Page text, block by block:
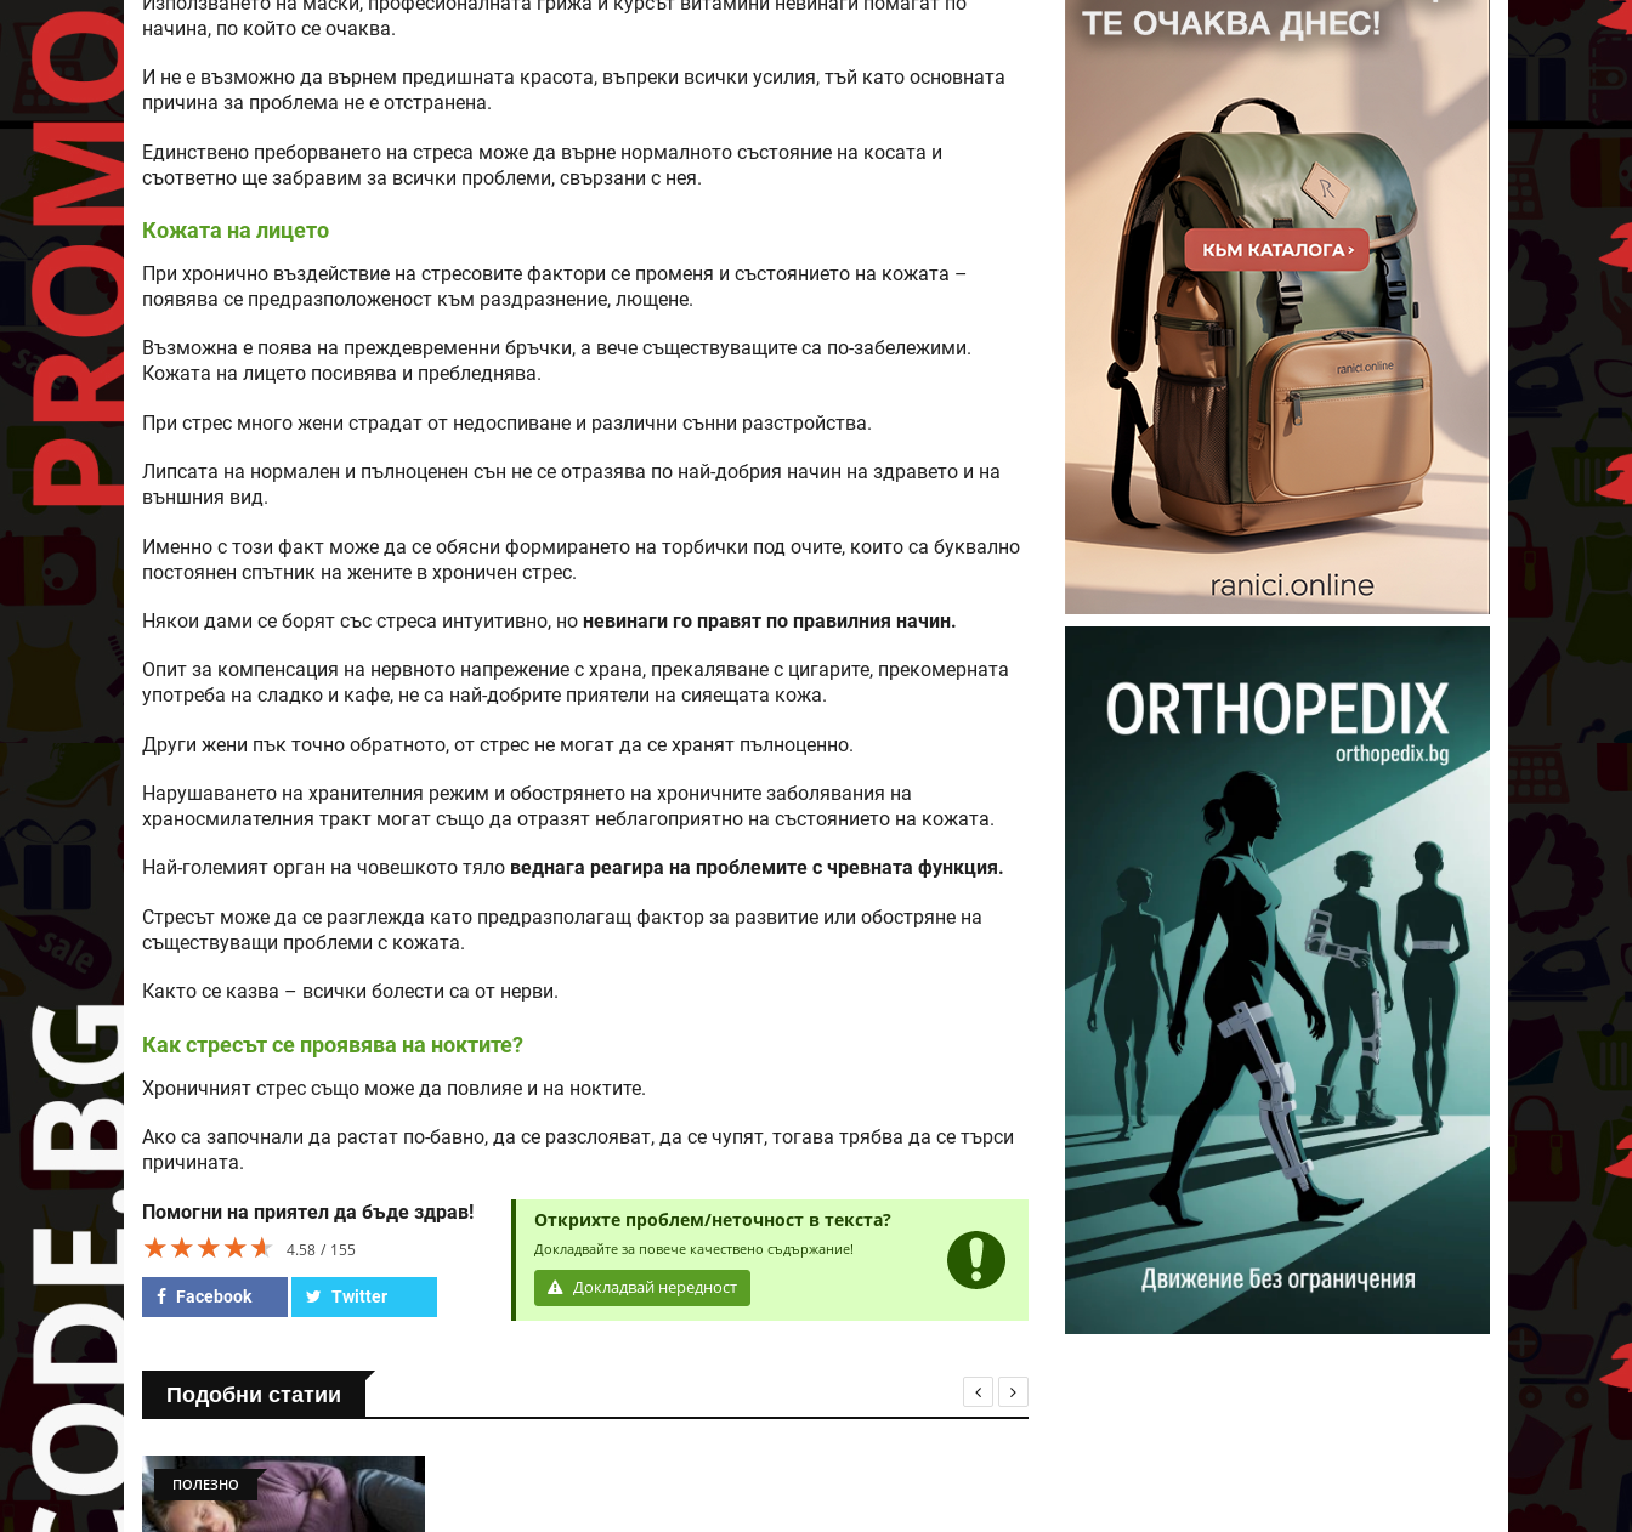
начина, по който се очаква.
И не е възможно да върнем предишната красота, въпреки всички усилия, тъй като основната
причина за проблема не е отстранена.
Единствено преборването на стреса може да върне нормалното състояние на косата и
съответно ще забравим за всички проблеми, свързани с нея.
Кожата на лицето
При хронично въздействие на стресовите фактори се променя и състоянието на кожата –
появява се предразположеност към раздразнение, лющене.
Възможна е поява на преждевременни бръчки, а вече съществуващите са по-забележими.
Кожата на лицето посивява и пребледнява.
При стрес много жени страдат от недоспиване и различни сънни разстройства.
Липсата на нормален и пълноценен сън не се отразява по най-добрия начин на здравето и на
външния вид.
Именно с този факт може да се обясни формирането на торбички под очите, които са буквално
постоянен спътник на жените в хроничен стрес.
Някои дами се борят със стреса интуитивно, но невинаги го правят по правилния начин.
Опит за компенсация на нервното напрежение с храна, прекаляване с цигарите, прекомерната
употреба на сладко и кафе, не са най-добрите приятели на сияещата кожа.
Други жени пък точно обратното, от стрес не могат да се хранят пълноценно.
Нарушаването на хранителния режим и обострянето на хроничните заболявания на
храносмилателния тракт могат също да отразят неблагоприятно на състоянието на кожата.
Най-големият орган на човешкото тяло веднага реагира на проблемите с чревната функция.
Стресът може да се разглежда като предразполагащ фактор за развитие или обостряне на
съществуващи проблеми с кожата.
Както се казва – всички болести са от нерви.
Как стресът се проявява на ноктите?
Хроничният стрес също може да повлияе и на ноктите.
Ако са започнали да растат по-бавно, да се разслояват, да се чупят, тогава трябва да се търси
причината.
Помогни на приятел да бъде здрав!
★★★★★
★★★★★
★★★★★ 4.58 155
Facebook Twitter
Открихте проблем/неточност в текста?
Докладвайте за повече качествено съдържание!
Докладвай нередност
Подобни статии
ПОЛЕЗНО